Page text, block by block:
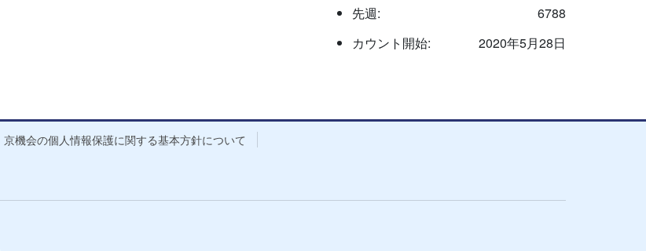
6788
先週:
2020年5月28日
カウント開始:
京機会の個人情報保護に関する基本方針について